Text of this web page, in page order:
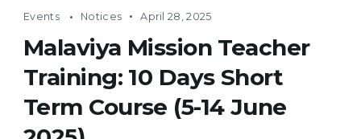
Events Notices April 28, 2025
Malaviya Mission Teacher
Training: 10 Days Short
Term Course (5-14 June